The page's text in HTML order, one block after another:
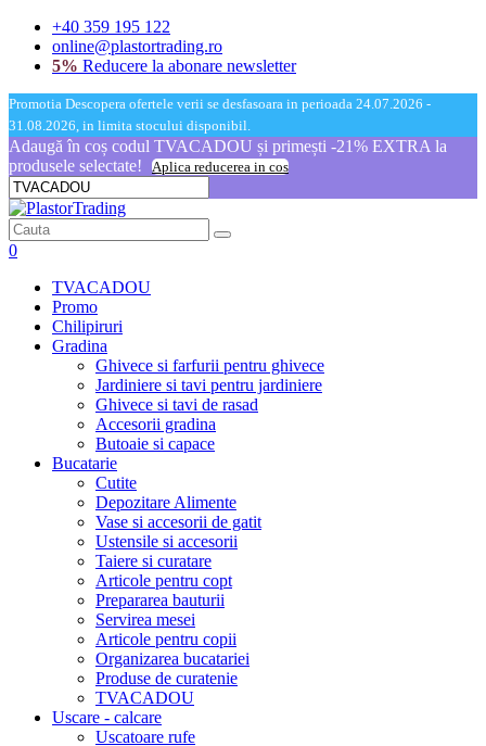
+40 359 195 122
online@plastortrading.ro
5% Reducere la abonare newsletter
Promotia Descopera ofertele verii se desfasoara in perioada 24.07.2026 -
31.08.2026, in limita stocului disponibil.
Adaugă în coș codul TVACADOU și primești -21% EXTRA la
produsele selectate!
Aplica reducerea in cos
0
TVACADOU
Promo
Chilipiruri
Gradina
Ghivece si farfurii pentru ghivece
Jardiniere si tavi pentru jardiniere
Ghivece si tavi de rasad
Accesorii gradina
Butoaie si capace
Bucatarie
Cutite
Depozitare Alimente
Vase si accesorii de gatit
Ustensile si accesorii
Taiere si curatare
Articole pentru copt
Prepararea bauturii
Servirea mesei
Articole pentru copii
Organizarea bucatariei
Produse de curatenie
TVACADOU
Uscare - calcare
Uscatoare rufe